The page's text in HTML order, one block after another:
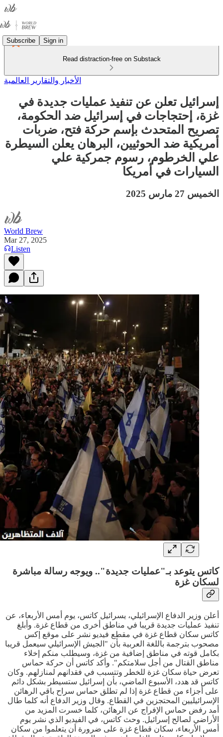
Subscribe Sign in
Read distraction-free on Substack
الأخبار والتقارير العالمية
إسرائيل تعلن عن تنفيذ عمليات جديدة في
غزة، إحتجاجات في إسرائيل ضد الحكومة،
تصريح المتحدث بإسم حركة فتح، ضربات
أمريكية ضد الحوثيين، البرهان يعلن السيطرة
علي الخرطوم، رسوم جمركية علي
السيارات في أمريكا
الخميس 27 مارس 2025
World Brew
Mar 27, 2025
Listen
كاتس يتوعد بـ"عمليات جديدة".. ويوجه رسالة مباشرة
لسكان غزة
أعلن وزير الدفاع الإسرائيلي، يسرائيل كاتس، يوم أمس الأربعاء، عن
تنفيذ عمليات جديدة قريبا في مناطق أخرى من قطاع غزة. وأبلغ
كاتس سكان قطاع غزة في مقطع فيديو نشر على موقع إكس
مصحوب بترجمة باللغة العربية بأن "الجيش الإسرائيلي سيعمل قريبا
بكامل قوته في مناطق إضافية من غزة، وسيطلب منكم إخلاء
مناطق القتال من أجل سلامتكم". وأكد كاتس أن حركة حماس
تعرض حياة سكان غزة للخطر وتتسبب في فقدانهم لمنازلهم. وكان
كاتس قد هدد، الأسبوع الماضي، بأن إسرائيل ستسيطر بشكل دائم
على أجزاء من قطاع غزة إذا لم تطلق حماس سراح باقي الرهائن
الإسرائيليين المحتجزين في القطاع. وقال وزير الدفاع أنه كلما طال
أمد رفض حماس الإفراج عن الرهائن، كلما خسرت المزيد من
الأراضي لصالح إسرائيل. وحث كاتس، في الفيديو الذي نشر يوم
أمس الأربعاء، سكان قطاع غزة على ضرورة أن يتعلموا من سكان